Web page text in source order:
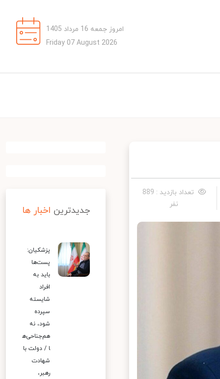
امروز جمعه 16 مرداد 1405
Friday 07 August 2026
تعداد بازدید : 889
نفر
جدیدترین اخبار ها
پزشکیان:
پست‌ها
باید به
افراد
شایسته
سپرده
شود، نه
هم‌جناحی‌ه
ا / دولت با
شهادت
رهبر،